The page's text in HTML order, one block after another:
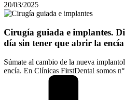
20/03/2025
Cirugía guiada e implantes.
día sin tener que abrir la
Súmate al cambio de la nueva
encía. En Clínicas FirstDental somos